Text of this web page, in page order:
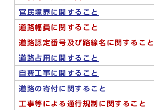
官民境界に関すること
道路幅員に関すること
道路認定番号及び路線名に関すること
道路占用に関すること
自費工事に関すること
道路の寄付に関すること
工事等による通行規制に関すること